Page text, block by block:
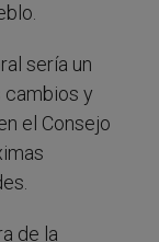
sería un
cambios y
el Consejo
de la